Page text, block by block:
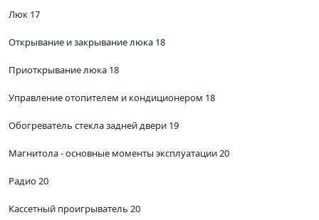
Люк 17
Открывание и закрывание люка 18
Приоткрывание люка 18
Управление отопителем и кондиционером 18
Обогреватель стекла задней двери 19
Магнитола - основные моменты эксплуатации 20
Радио 20
Кассетный проигрыватель 20